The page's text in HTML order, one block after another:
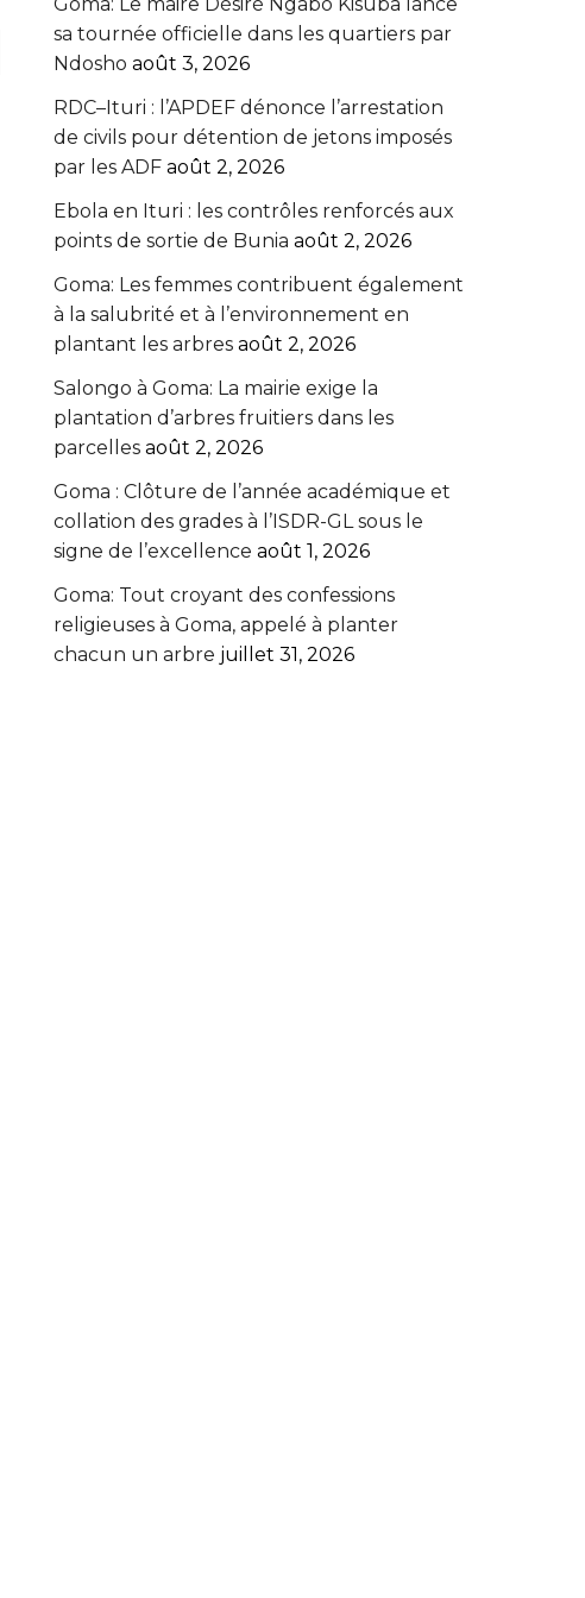
sa tournée officielle dans les quartiers par
Ndosho août 3, 2026
RDC–Ituri : l’APDEF dénonce l’arrestation
de civils pour détention de jetons imposés
par les ADF août 2, 2026
Ebola en Ituri : les contrôles renforcés aux
points de sortie de Bunia août 2, 2026
Goma: Les femmes contribuent également
à la salubrité et à l’environnement en
plantant les arbres août 2, 2026
Salongo à Goma: La mairie exige la
plantation d’arbres fruitiers dans les
parcelles août 2, 2026
Goma : Clôture de l’année académique et
collation des grades à l’ISDR-GL sous le
signe de l’excellence août 1, 2026
Goma: Tout croyant des confessions
religieuses à Goma, appelé à planter
chacun un arbre juillet 31, 2026